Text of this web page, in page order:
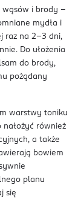
wąsów i brody –
mydła i
raz na 2–3 dni,
Do ułożenia
do brody,
pożądany
warstwy toniku
również
a także
bowiem
planu
się